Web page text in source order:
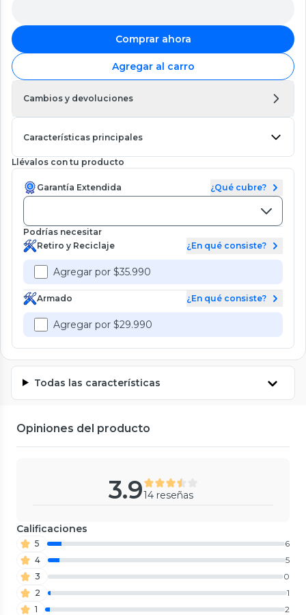
Comprar ahora
Agregar al carro
Cambios y devoluciones
Características principales
Llévalos con tu producto
Garantía Extendida ¿Qué cubre?
Podrías necesitar
Retiro y Reciclaje
¿En qué consiste?
Agregar por $35.990
Armado ¿En qué consiste?
Agregar por $29.990
Todas las características
Opiniones del producto
3.914 reseñas
Calificaciones
5
6
4
5
3
0
2
1
1
2